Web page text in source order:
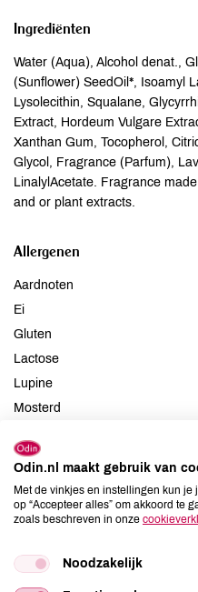
Ingrediënten
Water (Aqua), Alcohol denat.,
(Sunflower) SeedOil*, Isoamyl
Lysolecithin, Squalane,
Extract, Hordeum Vulgare
Xanthan Gum, Tocopherol,
Glycol, Fragrance (Parfum),
LinalylAcetate. Fragrance
and or plant extracts.
Allergenen
Aardnoten
Ei
Gluten
Lactose
Lupine
Mosterd
Schaaldieren
Sesam
Soja
Weekdieren
Odin.nl maakt gebruik van
Met de vinkjes en instellingen kun
op “Accepteer alles” om akkoord te
zoals beschreven in onze
Noodzakelijk